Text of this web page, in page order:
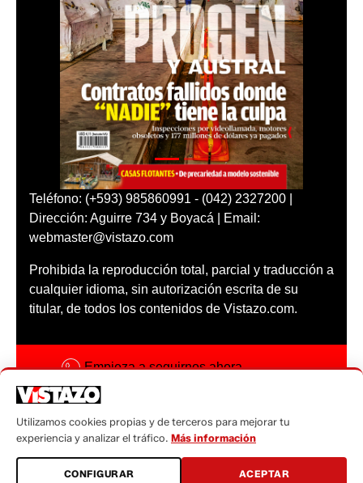
Teléfono: (+593) 985860991 - (042) 2327200 |
Dirección: Aguirre 734 y Boyacá | Email:
webmaster@vistazo.com
Prohibida la reproducción total, parcial y traducción a
cualquier idioma, sin autorización escrita de su
titular, de todos los contenidos de Vistazo.com.
Empieza a seguirnos ahora
Código ética
Sugerencias a:
sugerencias@vistazo.com
Utilizamos cookies propias y de terceros para mejorar tu
experiencia y analizar el tráfico. Más información
CONFIGURAR ACEPTAR